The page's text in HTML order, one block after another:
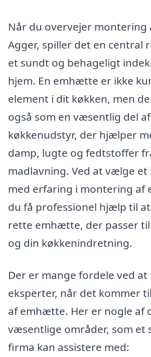
Når du overvejer
Agger, spiller det en central
et sundt og behageligt
hjem. En emhætte er ikke
element i dit køkken, men
også som en væsentlig del
køkkenudstyr, der hjælper
damp, lugte og fedtstoffer
madlavning. Ved at vælge
med erfaring i montering af
du få professionel hjælp til
rette emhætte, der passer
og din køkkenindretning.
Der er mange fordele ved
eksperter, når det kommer
af emhætte. Her er nogle af
væsentlige områder, som et
firma kan assistere med: